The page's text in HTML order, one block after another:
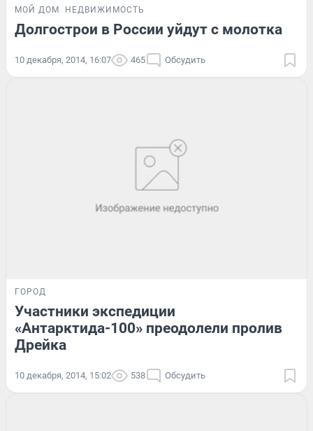
МОЙ ДОМ НЕДВИЖИМОСТЬ
Долгострои в России уйдут с молотка
10 декабря, 2014, 16:07 465 Обсудить
ГОРОД
Участники экспедиции
«Антарктида-100» преодолели пролив
Дрейка
10 декабря, 2014, 15:02 538 Обсудить